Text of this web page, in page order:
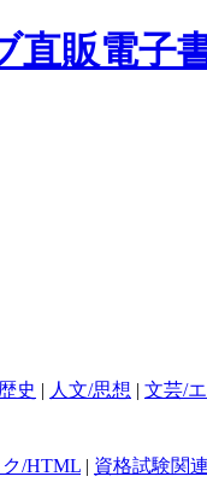
史 | 人文/思想 | 文芸/
/HTML | 資格試験関連